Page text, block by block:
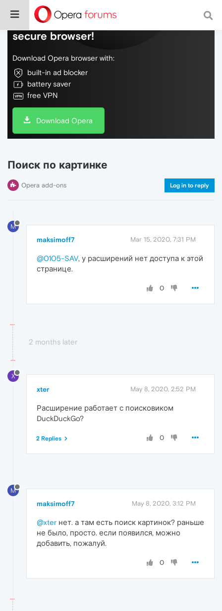
Do more on the web, with a fast and
secure browser!
Download Opera browser with:
built-in ad blocker
battery saver
free VPN
Download Opera
Поиск по картинке
Opera add-ons Log in to reply
M
maksimoff7 Mar 15, 2020, 7:31 PM
@0105-SAV, у расширений нет доступа к этой
странице.
0
2 months later
X
xter May 8, 2020, 2:52 PM
Расширение работает с поисковиком
DuckDuckGo?
0
2 Replies
M
maksimoff7 May 8, 2020, 3:12 PM
@xter нет. а там есть поиск картинок? раньше
не было, просто. если появился, можно
добавить, пожалуй.
0